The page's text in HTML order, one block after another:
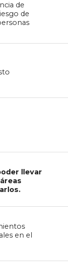
de
de
llevar
en el